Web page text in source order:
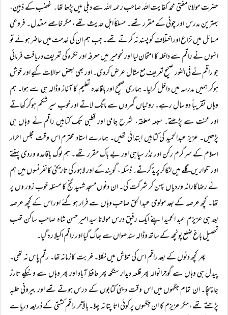
حضرت مولانا مفتی محمد کفایت اللہ صاحب رحمہ اللہ سے دہلی میں پڑھا تھا۔ غضب کے ذہین،
بہترین مدرس اور چوٹی کے مقرر تھے۔ مسلکاً اہل حدیث تھے، مگر خاصے معتدل۔ فروعی
مسائل میں نزاع اور اختلاف کو پسند نہ کرتے تھے۔ جب ہم ان کی خدمت میں حاضر ہوئے تو
انہوں نے راقم سے داخلہ کا امتحان لیا اور نحومیر میں معرفہ اور نکرہ کی تعریف دریافت فرمائی
جو راقم نے فی الفور صحیح تعریف مع مثال عرض کردی۔ اور بھی بعض سوالات کیے اور خوش
ہوکر ہمیں مدرسہ میں داخل کرلیا۔ ہماری صحیح اور باقاعدہ تعلیم کا آغاز وڈالہ ہی سے ہوا۔ ہم
وہاں تقریباً دو سال رہے۔ روٹیاں گھروں سے مانگ لاتے اور خوب سیر شکم ہوکر کھاتے
اور محنت سے پڑھتے۔ سبعہ معلقہ، شرح جامی اور قطبی تک کتابیں راقم نے وہاں ہی
پڑھیں۔ عزیز عبدالحمید کی کتابیں ابتدائی تھیں۔ ہمارے استاد محترم اس وقت مجلس احرار
اسلام کے سرگرم رکن اور نڈر سپاہی اور بے باک مقرر تھے۔ ہم لوگ باقاعدہ وردی پہنتے
اور تلواریں گلے میں لٹکاکر پریڈ کرتے۔ ڈسکہ، گویند کے اور لاہور کی تاریخی کانفرنسوں میں ہم
نے رضاکارانہ وردیاں پہن کر شرکت کی۔ ان دنوں مسجد شہید گنج کا مسئلہ خوب زور وں پر
تھا۔ کچھ عرصہ کے بعد مولوی عبد الحق صاحب وہاں سے فرار ہوگئے اور اس کے کچھ عرصہ
بعد ہی عزیزم عبد الحمید اپنے ایک رفیق درس مولانا سید امیر حسن شاہ صاحب ساکن تھب
تحصیل باغ ضلع پونچھ کے ساتھ وڈالہ سندھواں سے بھاگ گیا اور راقم اکیلا رہ گیا۔
پھر کچھ دنوں کے بعد راقم اس کی تلاش میں نکلا۔ غربت کازمانہ تھا۔ رقم پاس نہ تھی۔
پیدل ہی وہاں سے گوجرانوالہ پھر قلعہ دیدار سنگھ پھر حافظ آباد اور پھر وہاں سے ونیکے تارڑ
جاپہنچا۔ ان تمام جگہوں میں اس وقت دینی کتابوں کے درس ہوتے تھے اور بیرونی طلبہ
پڑھتے تھے، مگر عزیزم کا ان جگہوں پر کوئی اتا پتا نہ چلا۔ بالآخر راقم کشتی کے ذریعہ دریاے